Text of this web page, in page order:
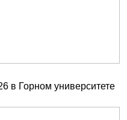
в Горном университете